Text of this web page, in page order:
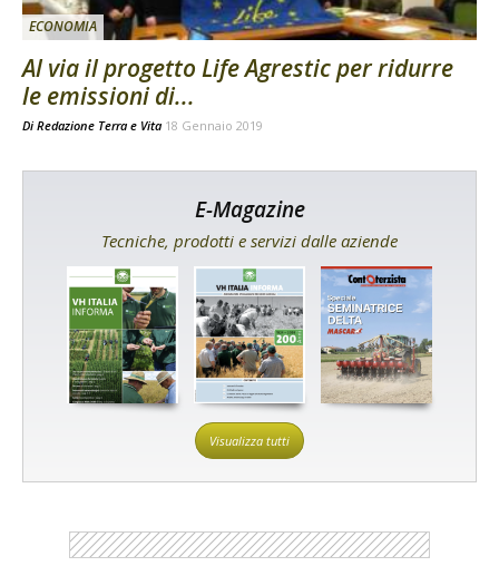
ECONOMIA
Al via il progetto Life Agrestic per ridurre
le emissioni di...
Di Redazione Terra e Vita 18 Gennaio 2019
E-Magazine
Tecniche, prodotti e servizi dalle aziende
Visualizza tutti